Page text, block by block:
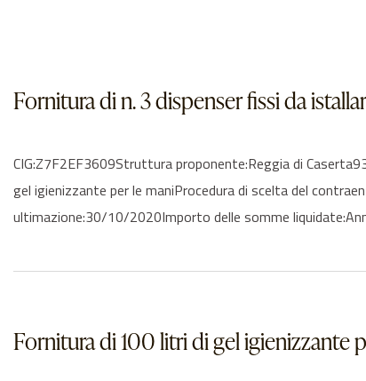
Fornitura di n. 3 dispenser fissi da
CIG:Z7F2EF3609Struttura proponente:Reggia di
gel igienizzante per le maniProcedura di scelta del
ultimazione:30/10/2020Importo delle somme
Fornitura di 100 litri di gel igienizzante